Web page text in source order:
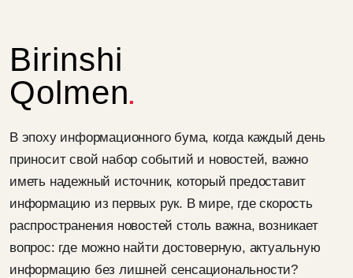
Birinshi
Qolmen
В эпоху информационного бума, когда каждый день
приносит свой набор событий и новостей, важно
иметь надежный источник, который предоставит
информацию из первых рук. В мире, где скорость
распространения новостей столь важна, возникает
вопрос: где можно найти достоверную, актуальную
информацию без лишней сенсациональности?